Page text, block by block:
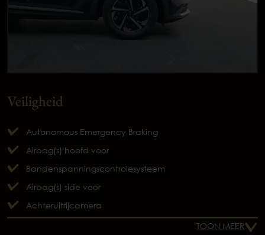
Veiligheid
Autonomous Emergency Braking
Airbag(s) hoofd voor
Bandenspanningscontrolesysteem
Airbag(s) side voor
Achteruitrijcamera
TOON MEER